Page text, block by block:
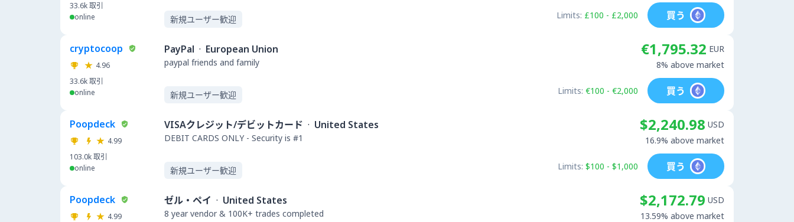
33.6k取引
online
新規ユーザー歓迎 Limits: £100 - £2,000 買う
cryptocoop
4.96
33.6k取引
online
PayPal · European Union
paypal friends and family
新規ユーザー歓迎
€1,795.32 EUR
8% above market
Limits: €100 - €2,000 買う
Poopdeck
4.99
103.0k取引
online
VISAクレジット/デビットカード · United States
DEBIT CARDS ONLY - Security is #1
新規ユーザー歓迎
$2,240.98 USD
16.9% above market
Limits: $100 - $1,000 買う
Poopdeck
4.99
ゼル・ペイ · United States
8 year vendor & 100K+ trades completed
$2,172.79 USD
13.59% above market